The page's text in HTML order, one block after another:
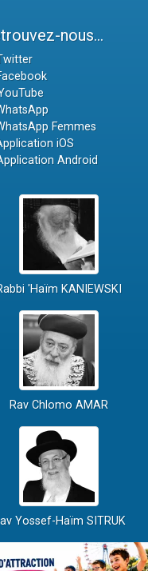
nous...
Femmes
iOS
Android
'Haïm KANIEWSKI
Rav Chlomo AMAR
Yossef-Haïm SITRUK